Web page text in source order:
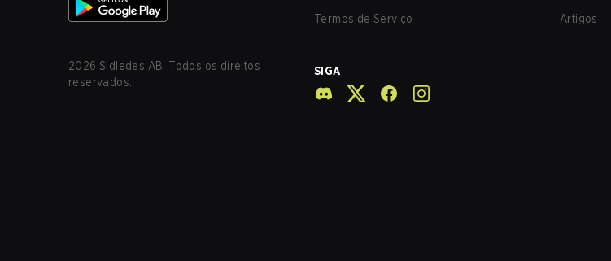
2026 Sidledes AB. Todos os direitos
reservados.
Termos de Serviço
SIGA
Artigos